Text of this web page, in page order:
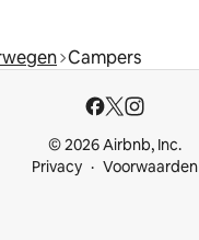
Campers
© 2026 Airbnb, Inc.
Privacy
Voorwaarden